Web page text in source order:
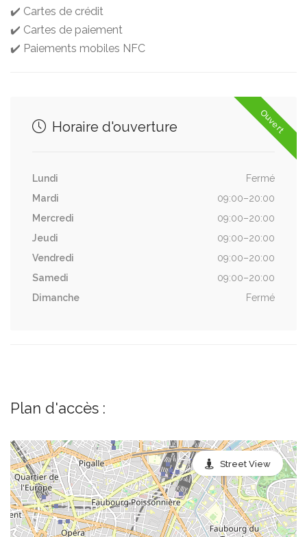
✔️ Cartes de crédit
✔️ Cartes de paiement
✔️ Paiements mobiles NFC
Ouvert
Horaire d'ouverture
Lundi
Fermé
Mardi
09:00–20:00
Mercredi
09:00–20:00
Jeudi
09:00–20:00
Vendredi
09:00–20:00
Samedi
09:00–20:00
Dimanche
Fermé
Plan d'accès :
Street View